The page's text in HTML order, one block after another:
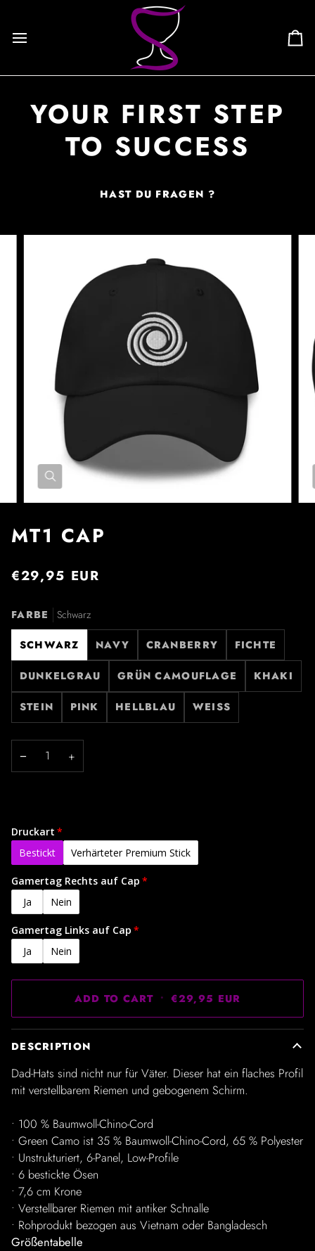
content
YOUR FIRST STEP
TO SUCCESS
HAST DU FRAGEN ?
MT1 CAP
€29,95 EUR
FARBE Schwarz
SCHWARZ NAVY CRANBERRY FICHTE
DUNKELGRAU GRÜN CAMOUFLAGE KHAKI
STEIN PINK HELLBLAU WEISS
− +
Druckart
Bestickt
Verhärteter Premium Stick
Gamertag Rechts auf Cap
Ja
Nein
Gamertag Links auf Cap
Ja
Nein
ADD TO CART • €29,95 EUR
DESCRIPTION
Dad-Hats sind nicht nur für Väter. Dieser hat ein flaches Profil
mit verstellbarem Riemen und gebogenem Schirm.
• 100 % Baumwoll-Chino-Cord
• Green Camo ist 35 % Baumwoll-Chino-Cord, 65 % Polyester
• Unstrukturiert, 6-Panel, Low-Profile
• 6 bestickte Ösen
• 7,6 cm Krone
• Verstellbarer Riemen mit antiker Schnalle
• Rohprodukt bezogen aus Vietnam oder Bangladesch
Größentabelle